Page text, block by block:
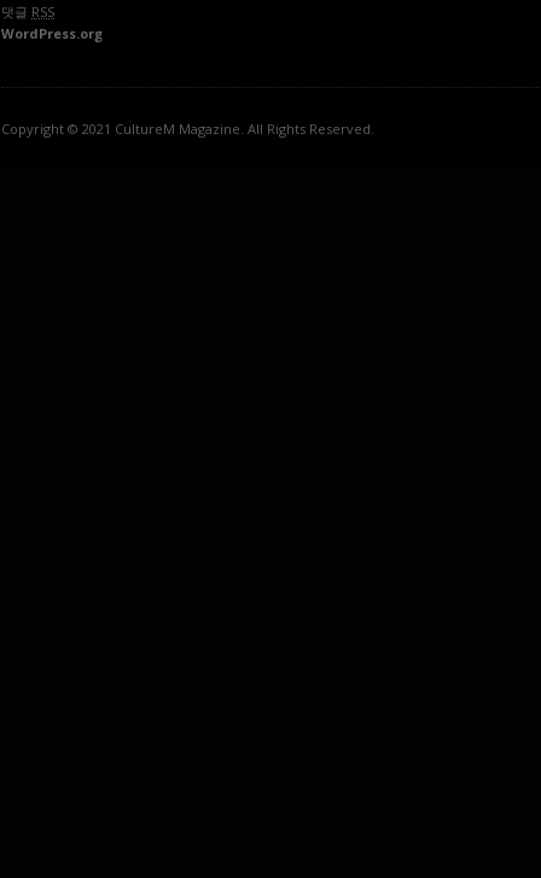
댓글 RSS
WordPress.org
Copyright © 2021 CultureM Magazine. All Rights Reserved.